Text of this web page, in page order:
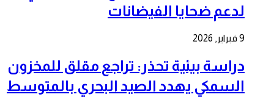
لدعم ضحايا الفيضانات
9 فبراير, 2026
دراسة بيئية تحذر: تراجع مقلق للمخزون
السمكي يهدد الصيد البحري بالمتوسط